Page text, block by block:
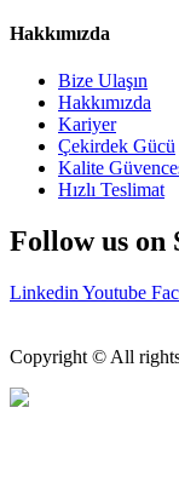
Hakkımızda
Bize Ulaşın
Hakkımızda
Kariyer
Çekirdek Gücü
Kalite
Hızlı Teslimat
Follow us on
Linkedin Youtube
Copyright © All